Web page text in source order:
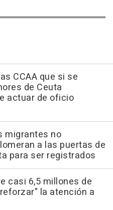
CCAA que si se
de Ceuta
actuar de oficio
migrantes no
a las puertas de
para ser registrados
casi 6,5 millones de
la atención a